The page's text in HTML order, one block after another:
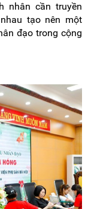
nhân cần truyền
tạo nên một
đạo trong cộng